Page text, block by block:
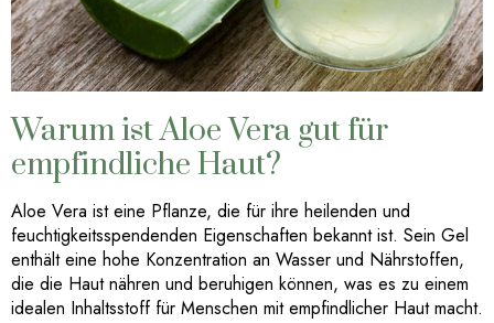
Warum ist Aloe Vera gut für
empfindliche Haut?
Aloe Vera ist eine Pflanze, die für ihre heilenden und
feuchtigkeitsspendenden Eigenschaften bekannt ist. Sein Gel
enthält eine hohe Konzentration an Wasser und Nährstoffen,
die die Haut nähren und beruhigen können, was es zu einem
idealen Inhaltsstoff für Menschen mit empfindlicher Haut macht.